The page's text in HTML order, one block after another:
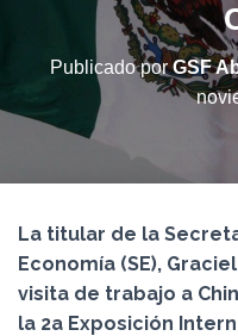
Publicado porGSF
La titular de la
Economía (SE),
visita de trabajo a
la 2a Exposición